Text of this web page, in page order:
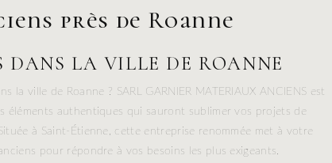
près de Roanne
LA VILLE DE ROANNE
ville de Roanne ? SARL GARNIER MATERIAUX ANCIENS est
authentiques qui sauront sublimer vos projets de
à Saint-Étienne, cette entreprise renommée met à votre
pour répondre à vos besoins les plus exigeants.